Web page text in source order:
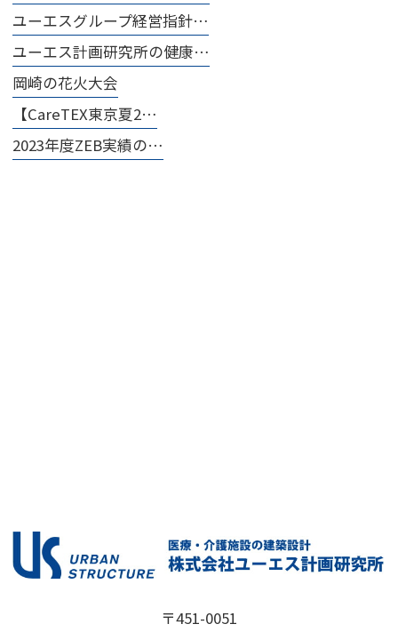
ユーエスグループ経営指針…
ユーエス計画研究所の健康…
岡崎の花火大会
【CareTEX東京夏2…
2023年度ZEB実績の…
〒451-0051